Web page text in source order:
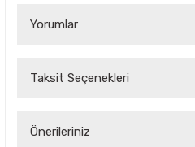
Yorumlar
Taksit Seçenekleri
Önerileriniz